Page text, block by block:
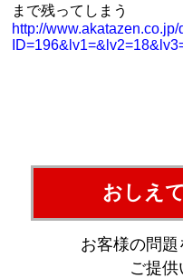
まで残ってしまう
http://
おしえて
お客様の問
ご提供